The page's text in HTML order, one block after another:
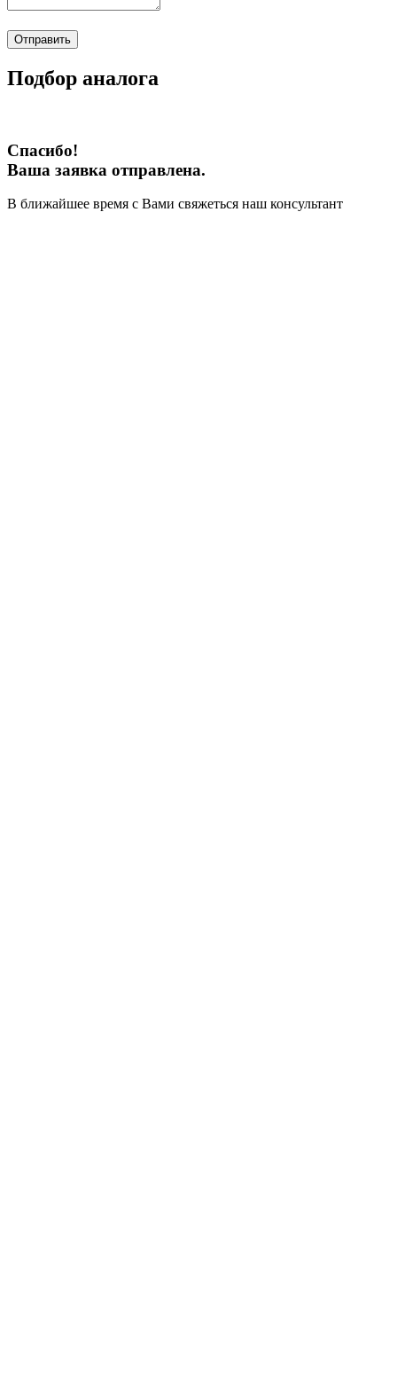
Отправить
Подбор аналога
Спасибо!
Ваша заявка отправлена.
В ближайшее время с Вами свяжеться наш консультант